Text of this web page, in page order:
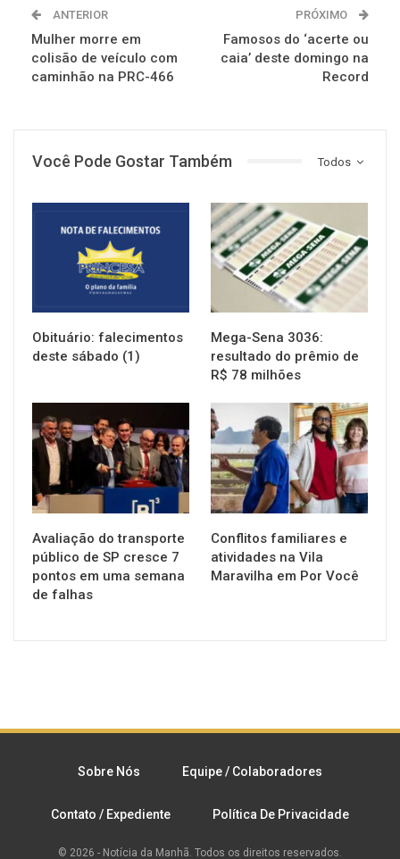
ANTERIOR
Mulher morre em
colisão de veículo com
caminhão na PRC-466
PRÓXIMO
Famosos do ‘acerte ou
caia’ deste domingo na
Record
Todos
Você Pode Gostar Também
Obituário: falecimentos
deste sábado (1)
NOTÍCIAS
Mega-Sena 3036:
resultado do prêmio de
R$ 78 milhões
NOTÍCIAS
Avaliação do transporte
público de SP cresce 7
pontos em uma semana
de falhas
NOTÍCIAS
Conflitos familiares e
atividades na Vila
Maravilha em Por Você
Sobre Nós Equipe / Colaboradores
Contato / Expediente Política De Privacidade
© 2026 - Notícia da Manhã. Todos os direitos reservados.